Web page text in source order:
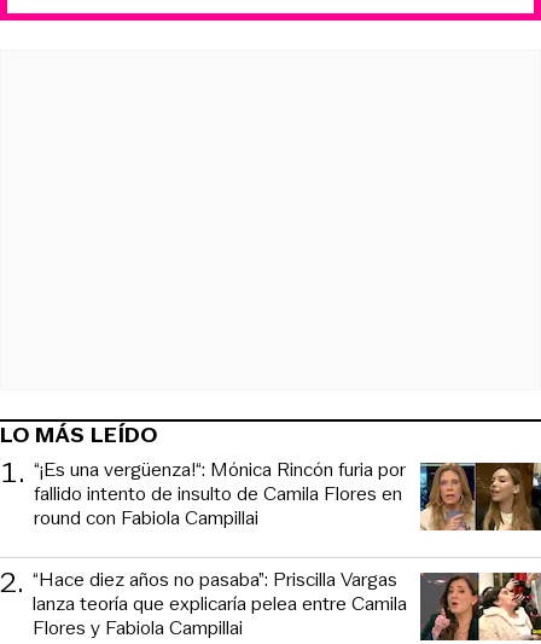
LO MÁS LEÍDO
1. “¡Es una vergüenza!“: Mónica Rincón furia por
fallido intento de insulto de Camila Flores en
round con Fabiola Campillai
2. “Hace diez años no pasaba”: Priscilla Vargas
lanza teoría que explicaría pelea entre Camila
Flores y Fabiola Campillai